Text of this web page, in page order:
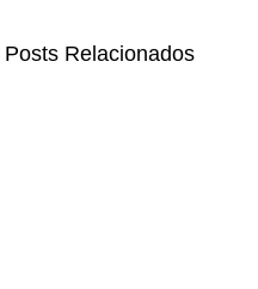
Posts Relacionados